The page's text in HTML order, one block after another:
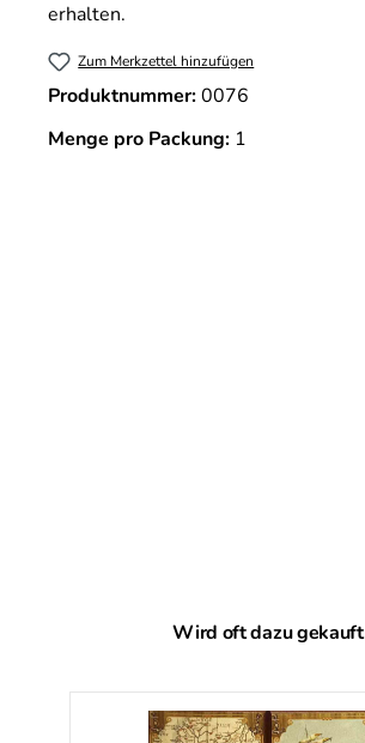
erhalten.
Zum Merkzettel hinzufügen
Produktnummer:0076
Menge pro Packung: 1
Produktgalerie überspringen
Wird oft dazu gekauft